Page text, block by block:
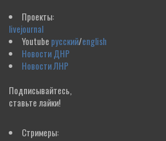
Проекты:
livejournal
Youtube русский/english
Новости ДНР
Новости ЛНР
Подписывайтесь,
ставьте лайки!
Стримеры: